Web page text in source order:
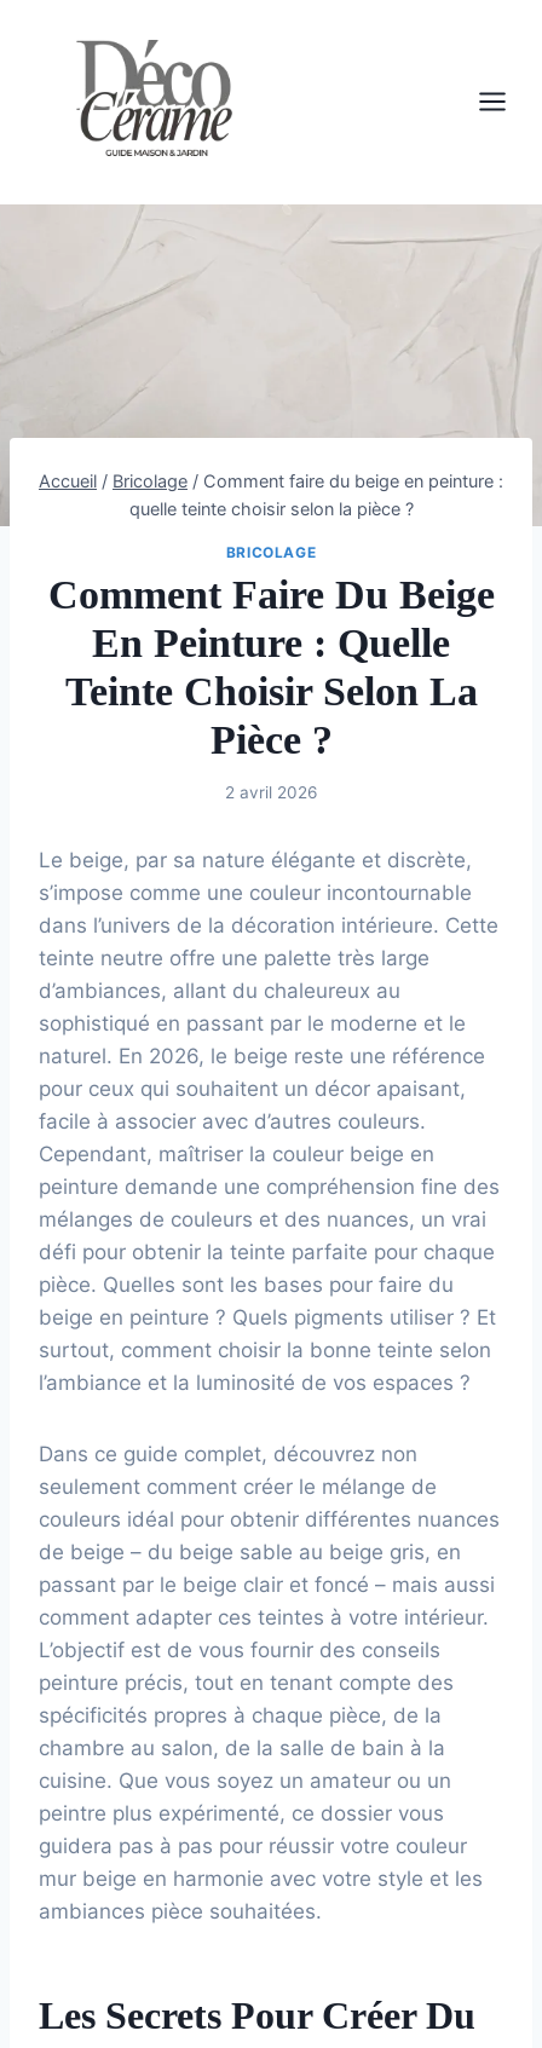
Accueil / Bricolage / Comment faire du beige en peinture :
quelle teinte choisir selon la pièce ?
BRICOLAGE
Comment Faire Du Beige
En Peinture : Quelle
Teinte Choisir Selon La
Pièce ?
2 avril 2026
Le beige, par sa nature élégante et discrète,
s’impose comme une couleur incontournable
dans l’univers de la décoration intérieure. Cette
teinte neutre offre une palette très large
d’ambiances, allant du chaleureux au
sophistiqué en passant par le moderne et le
naturel. En 2026, le beige reste une référence
pour ceux qui souhaitent un décor apaisant,
facile à associer avec d’autres couleurs.
Cependant, maîtriser la couleur beige en
peinture demande une compréhension fine des
mélanges de couleurs et des nuances, un vrai
défi pour obtenir la teinte parfaite pour chaque
pièce. Quelles sont les bases pour faire du
beige en peinture ? Quels pigments utiliser ? Et
surtout, comment choisir la bonne teinte selon
l’ambiance et la luminosité de vos espaces ?
Dans ce guide complet, découvrez non
seulement comment créer le mélange de
couleurs idéal pour obtenir différentes nuances
de beige – du beige sable au beige gris, en
passant par le beige clair et foncé – mais aussi
comment adapter ces teintes à votre intérieur.
L’objectif est de vous fournir des conseils
peinture précis, tout en tenant compte des
spécificités propres à chaque pièce, de la
chambre au salon, de la salle de bain à la
cuisine. Que vous soyez un amateur ou un
peintre plus expérimenté, ce dossier vous
guidera pas à pas pour réussir votre couleur
mur beige en harmonie avec votre style et les
ambiances pièce souhaitées.
Les Secrets Pour Créer Du